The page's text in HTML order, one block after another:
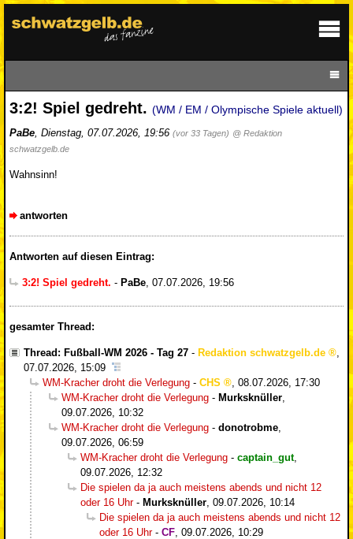
3:2! Spiel gedreht. (WM / EM / Olympische Spiele aktuell)
PaBe, Dienstag, 07.07.2026, 19:56 (vor 33 Tagen) @ Redaktion
schwatzgelb.de
Wahnsinn!
antworten
Antworten auf diesen Eintrag:
3:2! Spiel gedreht. - PaBe, 07.07.2026, 19:56
gesamter Thread:
Thread: Fußball-WM 2026 - Tag 27 - Redaktion schwatzgelb.de
07.07.2026, 15:09
WM-Kracher droht die Verlegung - CHS
08.07.2026, 17:30
WM-Kracher droht die Verlegung - Murksknüller
09.07.2026, 10:32
WM-Kracher droht die Verlegung - donotrobme
09.07.2026, 06:59
WM-Kracher droht die Verlegung - captain_gut,
09.07.2026, 12:32
Die spielen da ja auch meistens abends und nicht 12
oder 16 Uhr- Murksknüller 09.07.2026, 10:14
Die spielen da ja auch meistens abends und nicht 12
oder 16 Uhr- CF 09.07.2026, 10:29